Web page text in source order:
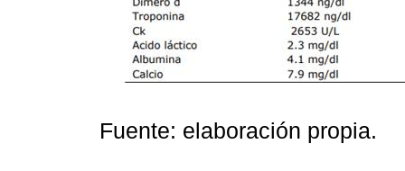
Fuente: elaboración propia.